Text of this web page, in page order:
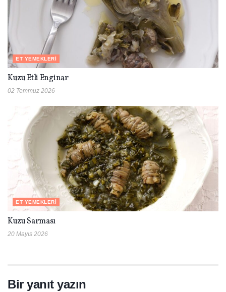
ET YEMEKLERI
Kuzu Etli Enginar
02 Temmuz 2026
ET YEMEKLERI
Kuzu Sarması
20 Mayıs 2026
Bir yanıt yazın